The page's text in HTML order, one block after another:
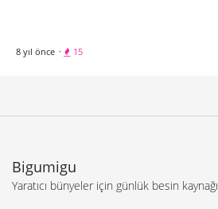
8 yıl önce · 15
Bigumigu
Yaratıcı bünyeler için günlük besin kaynağı